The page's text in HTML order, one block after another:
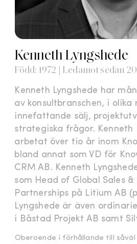
Kenneth Lyngshede
Född: 1972 | Ledamot sedan
Kenneth Lyngshede har
av konsultbranschen, i olika
innefattande sälj,
strategiska frågor. Kenneth
arbetat över tio år inom
bland annat som VD för
CRM AB. Kenneth
som Head of Global Sales
Partnerships på Litium AB
Lyngshede är även
i Båstad Projekt AB samt
Oberoende i förhållande till